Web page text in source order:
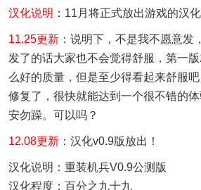
汉化说明 ：11月将正式放出游戏的汉
11.25更新 ：说明下，不是我不愿意发
发了的话大家也不会觉得舒服，第一
么好的质量，但是至少得看起来舒服
修复了，很快就能达到一个很不错的
安勿躁。可以吗？
12.08更新 ：汉化v0.9版放出！
汉化说明：重装机兵V0.9公测版
汉化程度：百分之九十九